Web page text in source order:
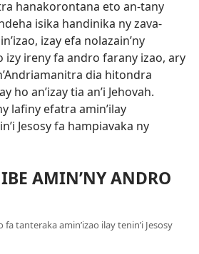
hanakorontana eto an-tany
isika handinika ny zava-
izay efa nolazain’ny
izy ireny fa andro farany izao, ary
dia hitondra
ho an’izay tia an’i Jehovah.
lafiny efatra amin’ilay
Jesosy fa hampiavaka ny
AMIN’NY ANDRO
tanteraka amin’izao ilay tenin’i Jesosy